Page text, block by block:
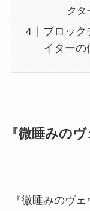
クタ
ブロック
イターの
『微睡みの
『微睡みのヴ